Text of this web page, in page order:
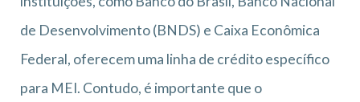
de Desenvolvimento (BNDS) e Caixa Econômica
Federal, oferecem uma linha de crédito específico
para MEI. Contudo, é importante que o